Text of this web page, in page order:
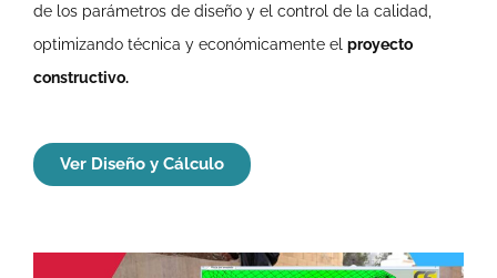
de los parámetros de diseño y el control de la calidad,
optimizando técnica y económicamente el proyecto
constructivo.
Ver Diseño y Cálculo